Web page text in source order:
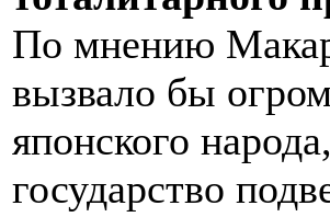
По мнению
вызвало бы
японского
государство